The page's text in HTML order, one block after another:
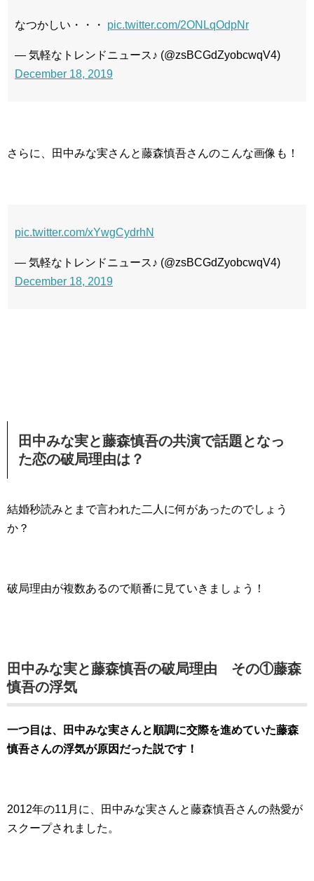
なつかしい・・・ pic.twitter.com/2ONLqOdpNr
— 気軽なトレンドニュース♪ (@zsBCGdZyobcwqV4)
December 18, 2019
さらに、田中みな実さんと藤森慎吾さんのこんな画像も！
pic.twitter.com/xYwgCydrhN
— 気軽なトレンドニュース♪ (@zsBCGdZyobcwqV4)
December 18, 2019
田中みな実と藤森慎吾の共演で話題となっ
た恋の破局理由は？
結婚秒読みとまで言われた二人に何があったのでしょう
か？
破局理由が複数あるので順番に見ていきましょう！
田中みな実と藤森慎吾の破局理由 その①藤森
慎吾の浮気
一つ目は、田中みな実さんと順調に交際を進めていた藤森
慎吾さんの浮気が原因だった説です！
2012年の11月に、田中みな実さんと藤森慎吾さんの熱愛が
スクープされました。